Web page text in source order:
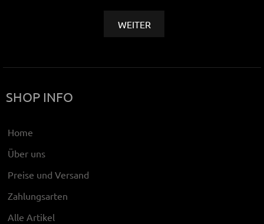
WEITER
SHOP INFO
Home
Über uns
Preise und Versand
Zahlungsarten
Alle Artikel